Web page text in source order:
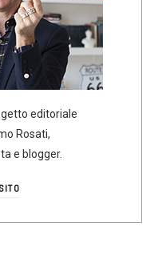
editoriale
Rosati,
e blogger.